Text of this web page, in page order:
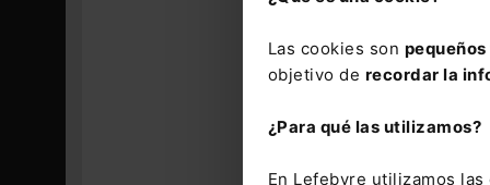
Las cookies son
objetivo de recordar la
¿Para qué las utilizamos?
En Lefebvre utilizamos las
de tener un
asegurar
multa de 12